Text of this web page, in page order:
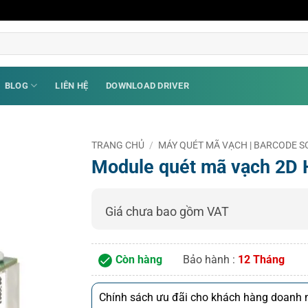
BLOG LIÊN HỆ DOWNLOAD DRIVER
TRANG CHỦ / MÁY QUÉT MÃ VẠCH | BARCODE
Module quét mã vạch 2D
Giá chưa bao gồm VAT
Còn hàng Bảo hành : 12 Tháng
Chính sách ưu đãi cho khách hàng doanh